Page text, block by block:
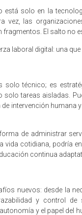
está solo en la
vez, las
El salto no
laboral digital: una
solo técnico; es
tareas aisladas.
intervención humana
de administrar
vida cotidiana, podría
continua
nuevos: desde la
y control
y el papel del